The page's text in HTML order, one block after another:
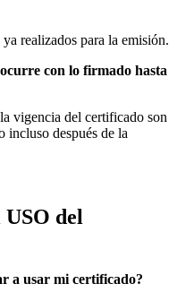
realizados para la emisión.
con lo firmado hasta
vigencia del certificado son
incluso después de la
del
a usar mi certificado?